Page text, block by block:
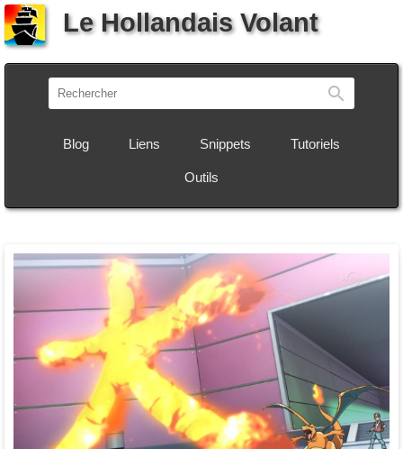
Le Hollandais Volant
Blog Liens Snippets Tutoriels
Outils